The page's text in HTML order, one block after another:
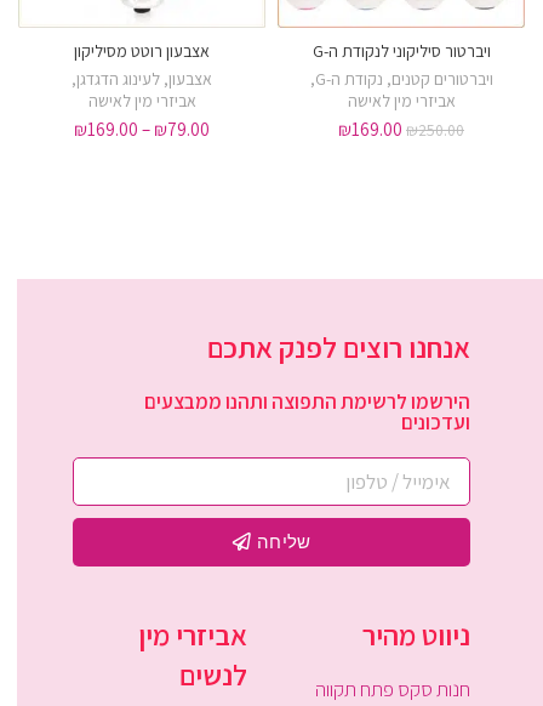
ויברטור סיליקוני לנקודת ה-G
ויברטורים קטנים, נקודת ה-G ,
אביזרי מין לאישה
₪250.00
₪169.00
אצבעון רוטט מסיליקון
אצבעון, לעינוג הדגדגן,
אביזרי מין לאישה
₪79.00
–
₪169.00
אנחנו רוצים לפנק אתכם
הירשמו לרשימת התפוצה ותהנו ממבצעים
ועדכונים
שליחה
ניווט מהיר
חנות סקס פתח תקווה
אביזרי מין
לנשים